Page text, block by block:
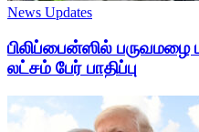
News Updates
பிலிப்பைன்ஸில் பருவமழை
லட்சம் பேர் பாதிப்பு